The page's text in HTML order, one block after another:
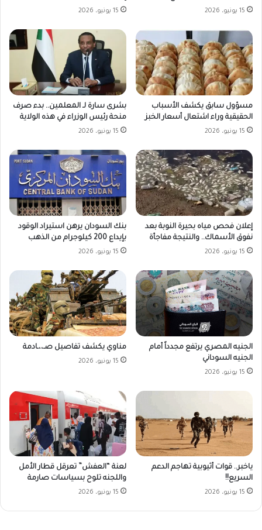
15 يونيو، 2026 15 يونيو، 2026
مسؤول سابق يكشف الأسباب
الحقيقية وراء اشتعال أسعار الخبز
15 يونيو، 2026
بشرى سارة لـ المعلمين.. بدء صرف
منحة رئيس الوزراء في هذه الولاية
15 يونيو، 2026
إعلان فحص مياه بحيرة النوبة بعد
نفوق الأسماك.. والنتيجة مفاجأة
15 يونيو، 2026
بنك السودان يرهن استيراد الوقود
بإيداع 200 كيلوجرام من الذهب
15 يونيو، 2026
الجنيه المصري يرتفع مجدداً أمام
الجنيه السوداني
15 يونيو، 2026
مناوي يكشف تفاصيل صـ،،ـادمة
15 يونيو، 2026
ياخبر.. قوات أثيوبية تهاجم الدعم
السريع!!
15 يونيو، 2026
لعنة “العفش” تعرقل قطار الأمل
واللجنه تلوح بسياسات صارمة
15 يونيو، 2026